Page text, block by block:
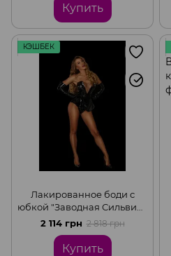
Купить
КЭШБЕК
Лакированное боди с
юбкой "Заводная Сильвия",
L
2 114 грн 2 818 грн
Купить